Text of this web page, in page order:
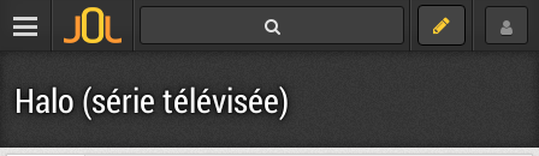
Halo (série télévisée)